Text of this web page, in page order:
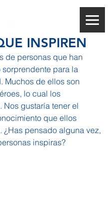
INSPIREN
de personas que han
para la
Muchos de ellos son
lo cual los
Nos gustaría tener el
que ellos
¿Has pensado alguna vez,
inspiras?